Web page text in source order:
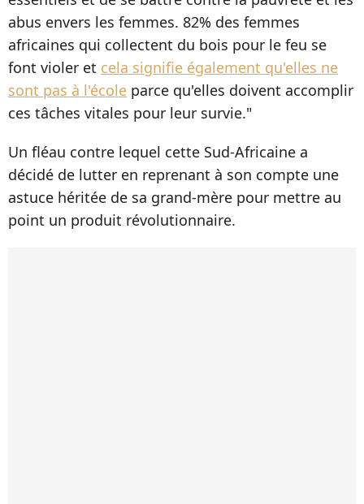
abus envers les femmes. 82% des femmes
africaines qui collectent du bois pour le feu se
font violer et cela signifie également qu'elles ne
sont pas à l'école parce qu'elles doivent accomplir
ces tâches vitales pour leur survie."
Un fléau contre lequel cette Sud-Africaine a
décidé de lutter en reprenant à son compte une
astuce héritée de sa grand-mère pour mettre au
point un produit révolutionnaire.